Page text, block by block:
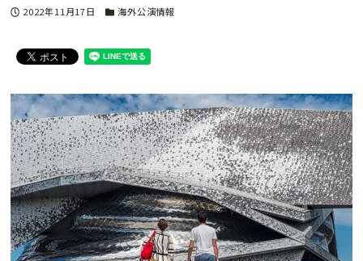
投稿日
2022年11月17日 カテゴリー
海外公演情報